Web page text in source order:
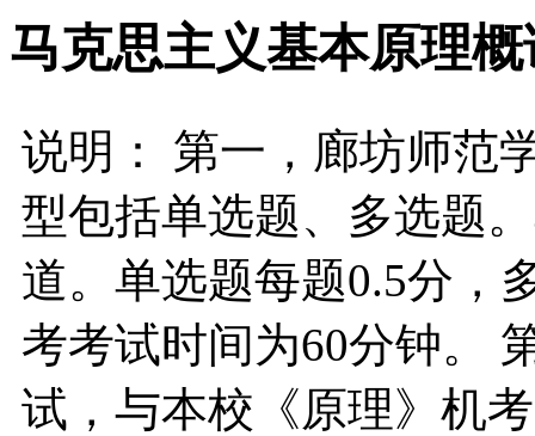
马克思主义基本原理概
说明： 第一，廊坊师范
型包括单选题、多选题
道。单选题每题0.5分，
考考试时间为60分钟。
试，与本校《原理》机